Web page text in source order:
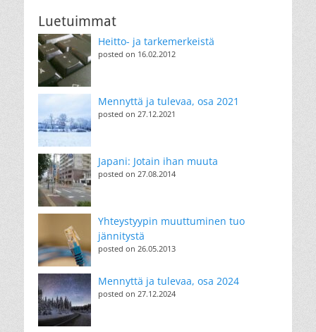
Luetuimmat
Heitto- ja tarkemerkeistä
posted on 16.02.2012
Mennyttä ja tulevaa, osa 2021
posted on 27.12.2021
Japani: Jotain ihan muuta
posted on 27.08.2014
Yhteystyypin muuttuminen tuo
jännitystä
posted on 26.05.2013
Mennyttä ja tulevaa, osa 2024
posted on 27.12.2024